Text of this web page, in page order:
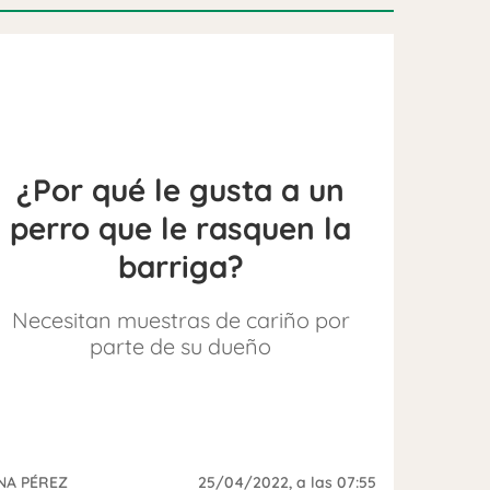
¿Por qué le gusta a un
perro que le rasquen la
barriga?
Necesitan muestras de cariño por
parte de su dueño
PÉREZ 25/04/2022, a las 07:55